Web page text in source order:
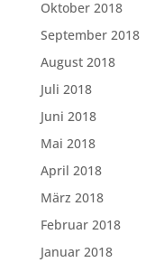
Oktober 2018
September 2018
August 2018
Juli 2018
Juni 2018
Mai 2018
April 2018
März 2018
Februar 2018
Januar 2018